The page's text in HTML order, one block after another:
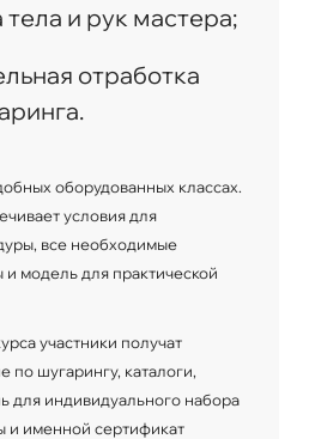
тела и рук мастера;
отработка
оборудованных классах.
условия для
все необходимые
модель для практической
участники получат
по шугарингу, каталоги,
для индивидуального набора
и именной сертификат